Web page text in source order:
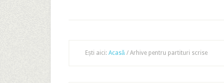
Ești aici: Acasă / Arhive pentru partituri scrise